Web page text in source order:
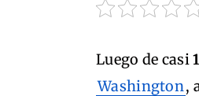
Luego de casi
Washington,